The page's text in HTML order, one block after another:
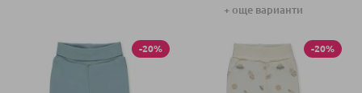
68 СМ (3-6М)
+ още варианти
-20% -20%